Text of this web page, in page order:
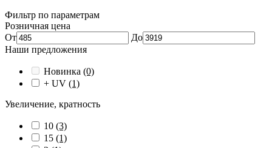
Фильтр по параметрам
Розничная цена
От
До
Наши предложения
Новинка (0)
+ UV (1)
Увеличение, кратность
10 (3)
15 (1)